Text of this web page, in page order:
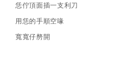
恁佇頂面插一支利刀
用恁的手順空喙
寬寬仔剺開